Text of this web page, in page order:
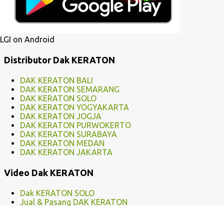
LGI on Android
Distributor Dak KERATON
DAK KERATON BALI
DAK KERATON SEMARANG
DAK KERATON SOLO
DAK KERATON YOGYAKARTA
DAK KERATON JOGJA
DAK KERATON PURWOKERTO
DAK KERATON SURABAYA
DAK KERATON MEDAN
DAK KERATON JAKARTA
Video Dak KERATON
Dak KERATON SOLO
Jual & Pasang DAK KERATON